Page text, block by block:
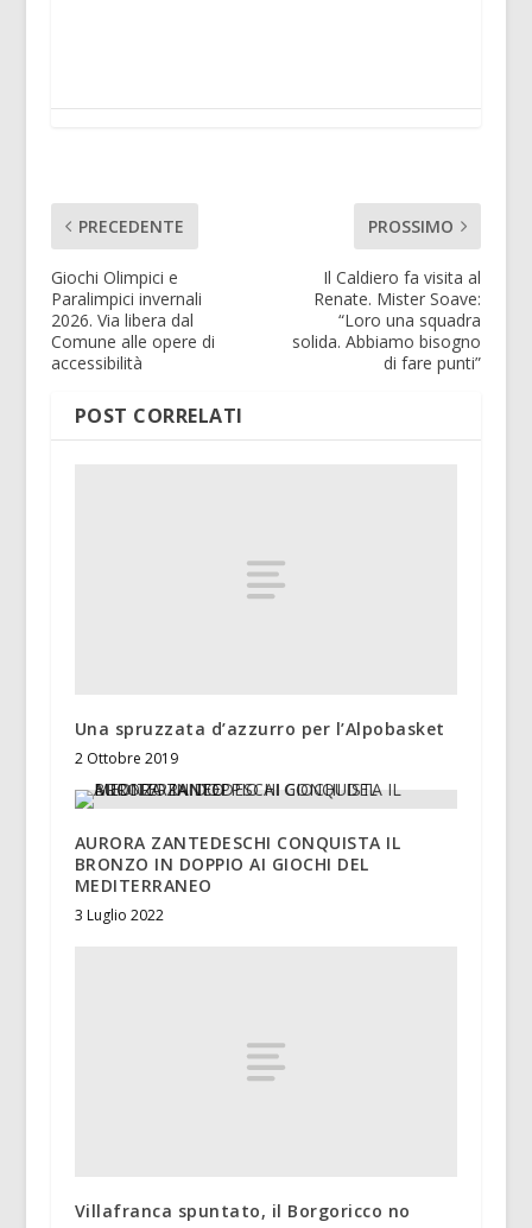
PRECEDENTE
Giochi Olimpici e
Paralimpici invernali
2026. Via libera dal
Comune alle opere di
accessibilità
PROSSIMO
Il Caldiero fa visita al
Renate. Mister Soave:
“Loro una squadra
solida. Abbiamo bisogno
di fare punti”
POST CORRELATI
Una spruzzata d’azzurro per l’Alpobasket
2 Ottobre 2019
AURORA ZANTEDESCHI CONQUISTA IL
BRONZO IN DOPPIO AI GIOCHI DEL
MEDITERRANEO
3 Luglio 2022
Villafranca spuntato, il Borgoricco no